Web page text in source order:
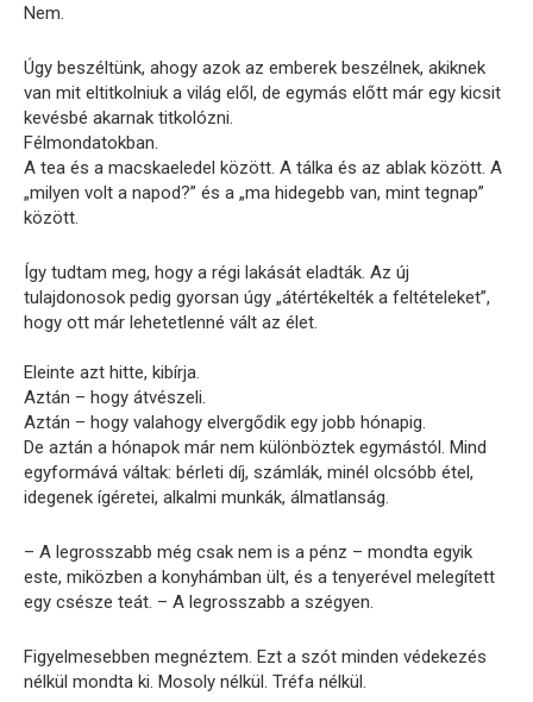
Nem.
Úgy beszéltünk, ahogy azok az emberek beszélnek, akiknek
van mit eltitkolniuk a világ elől, de egymás előtt már egy kicsit
kevésbé akarnak titkolózni.
Félmondatokban.
A tea és a macskaeledel között. A tálka és az ablak között. A
„milyen volt a napod?” és a „ma hidegebb van, mint tegnap”
között.
Így tudtam meg, hogy a régi lakását eladták. Az új
tulajdonosok pedig gyorsan úgy „átértékelték a feltételeket”,
hogy ott már lehetetlenné vált az élet.
Eleinte azt hitte, kibírja.
Aztán – hogy átvészeli.
Aztán – hogy valahogy elvergődik egy jobb hónapig.
De aztán a hónapok már nem különböztek egymástól. Mind
egyformává váltak: bérleti díj, számlák, minél olcsóbb étel,
idegenek ígéretei, alkalmi munkák, álmatlanság.
– A legrosszabb még csak nem is a pénz – mondta egyik
este, miközben a konyhámban ült, és a tenyerével melegített
egy csésze teát. – A legrosszabb a szégyen.
Figyelmesebben megnéztem. Ezt a szót minden védekezés
nélkül mondta ki. Mosoly nélkül. Tréfa nélkül.